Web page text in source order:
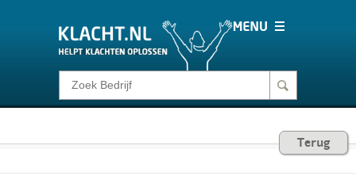
Klacht melden
Consumentenrecht Terug